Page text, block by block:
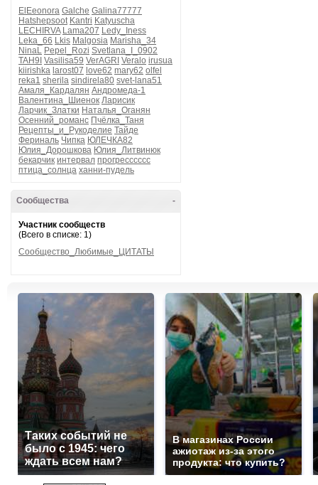
ElEeonora Galche Galina77777
Hatshepsoot Kantri Katyuscha
LECHIRVA Lama207 Ledy_Iness
Leka_66 Lkis Malgosia Marisha_34
NinaL Pepel_Rozi Svetlana_I_0902
TAH9I Vasilisa59 VerAGRI Veralo irusua
kiirishka larost07 love62 mary62 olfel
reka1 sherila sindirela80 svet-lana51
Амаля_Кардалян Андромеда-1
Валентина_Шиенок Ларисик
Ларчик_Златки Наталья_Оганян
Осенний_романс Пчёлка_Таня
Рецепты_и_Рукоделие Тайде
Фериналь Чипка ЮЛЕЧКА82
Юлия_Дорошкова Юлия_Литвинюк
бекарчик интервал прогресссссс
птица_солнца ханни-пудель
-
Сообщества
Участник сообществ
(Всего в списке: 1)
Сообщество_Любимые_ЦИТАТЫ
Таких событий не
было с 1945: чего
ждать всем нам?
В магазинах России
ажиотаж из-за этого
продукта: что купить?